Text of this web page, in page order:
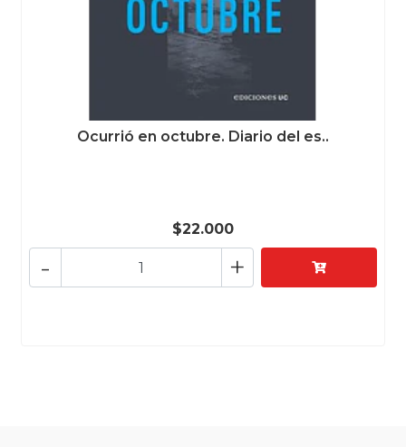
Ocurrió en octubre. Diario del es..
$22.000
+
-